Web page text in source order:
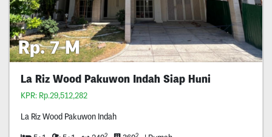
Rp. 7 M
La Riz Wood Pakuwon Indah Siap Huni
KPR: Rp.29,512,282
La Riz Wood Pakuwon Indah
2 2